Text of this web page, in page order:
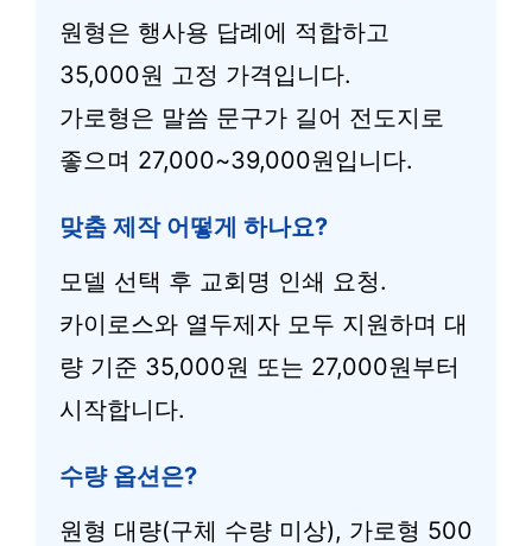
원형은 행사용 답례에 적합하고
35,000원 고정 가격입니다.
가로형은 말씀 문구가 길어 전도지로
좋으며 27,000~39,000원입니다.
맞춤 제작 어떻게 하나요?
모델 선택 후 교회명 인쇄 요청.
카이로스와 열두제자 모두 지원하며 대
량 기준 35,000원 또는 27,000원부터
시작합니다.
수량 옵션은?
원형 대량(구체 수량 미상), 가로형 500